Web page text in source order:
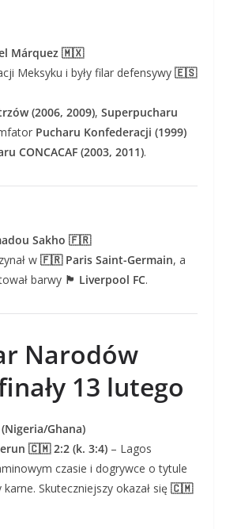
Márquez 🇲🇽
Meksyku i były filar defensywy 🇪🇸
(2006, 2009), Superpucharu
Pucharu Konfederacji (1999)
CONCACAF (2003, 2011).
Sakho 🇫🇷
w 🇫🇷 Paris Saint-Germain, a
barwy 🏴 Liverpool FC.
Narodów
13 lutego
(Nigeria/Ghana)
🇨🇲 2:2 (k. 3:4) – Lagos
czasie i dogrywce o tytule
Skuteczniejszy okazał się 🇨🇲